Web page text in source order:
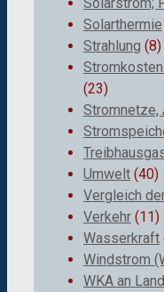
Solarthermie
Strahlung (8)
(23)
Stromnetze,
Umwelt (40)
Vergleich
Verkehr (11)
Wasserkraft
Windstrom
WKA an